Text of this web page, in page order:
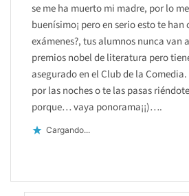
se me ha muerto mi madre, por lo
buenísimo¡ pero en serio esto te han
exámenes?, tus alumnos nunca van
premios nobel de literatura pero
asegurado en el Club de la
por las noches o te las pasas
porque… vaya ponorama¡¡)….
Cargando...